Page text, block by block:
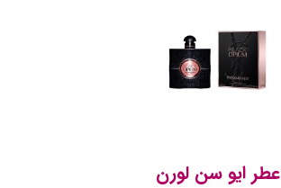
عطر ایو سن لورن